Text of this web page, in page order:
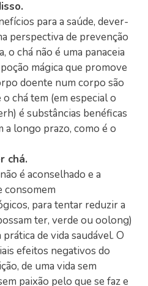
para a saúde, dever-
perspectiva de prevenção
o chá não é uma panaceia
mágica que promove
doente num corpo são
chá tem (em especial o
é substâncias benéficas
a longo prazo, como é o
chá.
é aconselhado e a
consomem
para tentar reduzir a
ter, verde ou oolong)
de vida saudável. O
efeitos negativos do
de uma vida sem
paixão pelo que se faz e